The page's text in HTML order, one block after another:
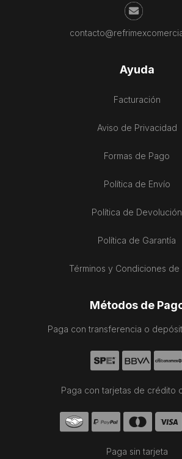
Ayuda
Facturación
Aviso de Privacidad
Formas de Pago
Política de Envío
Política de Devolución
Política de Garantía
Términos y Condiciones de
Métodos de
Paga con transferencia o
Paga con tarjetas de crédito
Paga sin tarjeta